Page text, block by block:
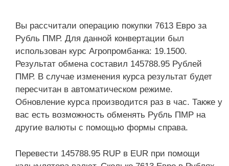
Вы рассчитали операцию покупки 7613 Евро за
Рубль ПМР. Для данной конвертации был
использован курс Агропромбанка: 19.1500.
Результат обмена составил 145788.95 Рублей
ПМР. В случае изменения курса результат будет
пересчитан в автоматическом режиме.
Обновление курса производится раз в час. Также у
вас есть возможность обменять Рубль ПМР на
другие валюты с помощью формы справа.
Перевести 145788.95 RUP в EUR при помощи